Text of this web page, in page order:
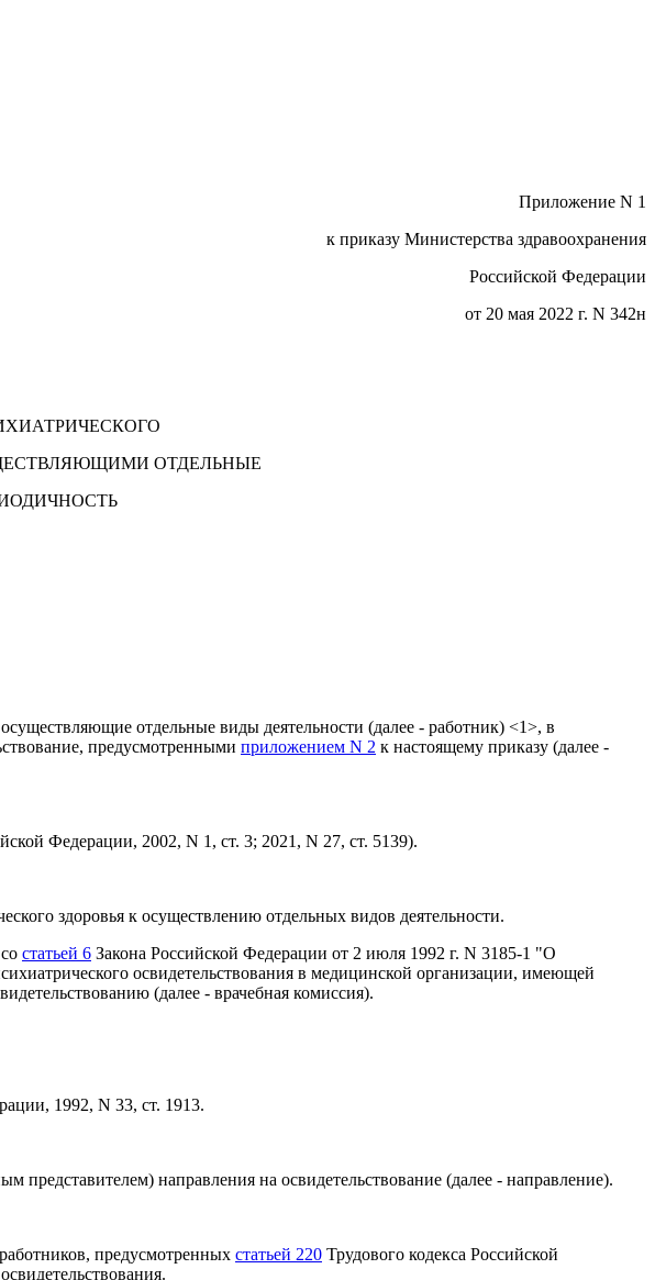
Приложение N 1
к приказу Министерства здравоохранения
Российской Федерации
от 20 мая 2022 г. N 342н
ОТДЕЛЬНЫЕ
отдельные виды деятельности (далее - работник) <1>, в
предусмотренными приложением N 2 к настоящему приказу (далее -
Федерации, 2002, N 1, ст. 3; 2021, N 27, ст. 5139).
здоровья к осуществлению отдельных видов деятельности.
статьей 6 Закона Российской Федерации от 2 июля 1992 г. N 3185-1 "О
освидетельствования в медицинской организации, имеющей
(далее - врачебная комиссия).
1992, N 33, ст. 1913.
представителем) направления на освидетельствование (далее - направление).
предусмотренных статьей 220 Трудового кодекса Российской